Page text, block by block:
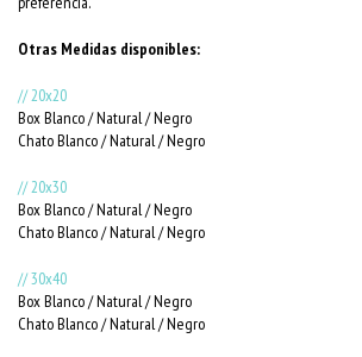
Otras Medidas disponibles:
// 20x20
Box Blanco / Natural / Negro
Chato Blanco / Natural / Negro
// 20x30
Box Blanco / Natural / Negro
Chato Blanco / Natural / Negro
// 30x40
Box Blanco / Natural / Negro
Chato Blanco / Natural / Negro